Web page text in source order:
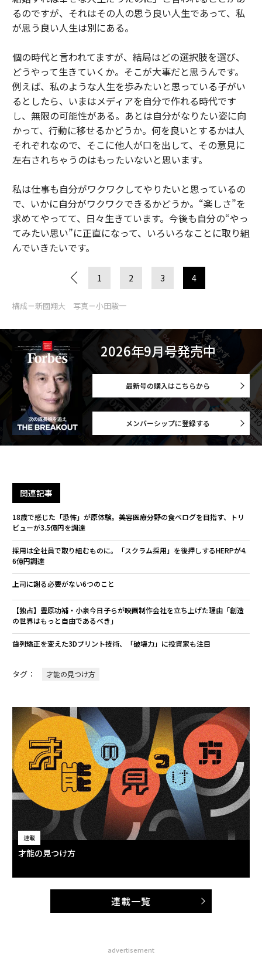
るのですが、それはその人の思う良い人生であって、私
が思う良い人生は別にある。
個の時代と言われてますが、結局はどの選択肢を選び、
どうやって生きていくか。そこが大事だと思うんです。
例えば、私のような人生を歩みたいと思っている子がい
るとしたら、いまはメディアを自分で作れる時代です
し、無限の可能性がある。あとは自分がなりたい姿に向
かって、行動に移せるかどうか。何を良いとするかは人
それぞれなので、そこに他人が口を出して、その意見に
左右されちゃうのはもったいないと思います。
私は仕事も自分がワクワクしてやりたいと思っているの
で、いかに自分がワクワクできるかどうか。“楽しさ”を
求めてやってて、日々生きています。今後も自分の“やっ
てみたい思い”に正直になって、いろいろなことに取り組
んでいきたいです。
1 2 3 4
構成＝新國翔大 写真＝小田駿一
2026年9月号発売中
最新号の購入はこちらから
メンバーシップに登録する
関連記事
18歳で感じた「恐怖」が原体験。美容医療分野の食べログを目指す、トリ
ビューが3.5億円を調達
採用は全社員で取り組むものに。「スクラム採用」を後押しするHERPが4.
6億円調達
上司に謝る必要がない6つのこと
【独占】豊原功補・小泉今日子らが映画制作会社を立ち上げた理由「創造
の世界はもっと自由であるべき」
歯列矯正を変えた3Dプリント技術、「破壊力」に投資家も注目
タグ： 才能の見つけ方
連載
才能の見つけ方
連載一覧
advertisement